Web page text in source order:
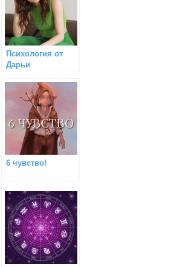
Психология от
Дарьи
6 чувство!